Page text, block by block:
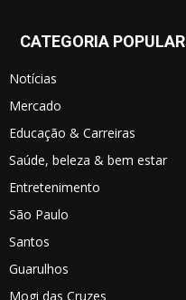
CATEGORIA POPULAR
Notícias
Mercado
Educação & Carreiras
Saúde, beleza & bem estar
Entretenimento
São Paulo
Santos
Guarulhos
Mogi das Cruzes